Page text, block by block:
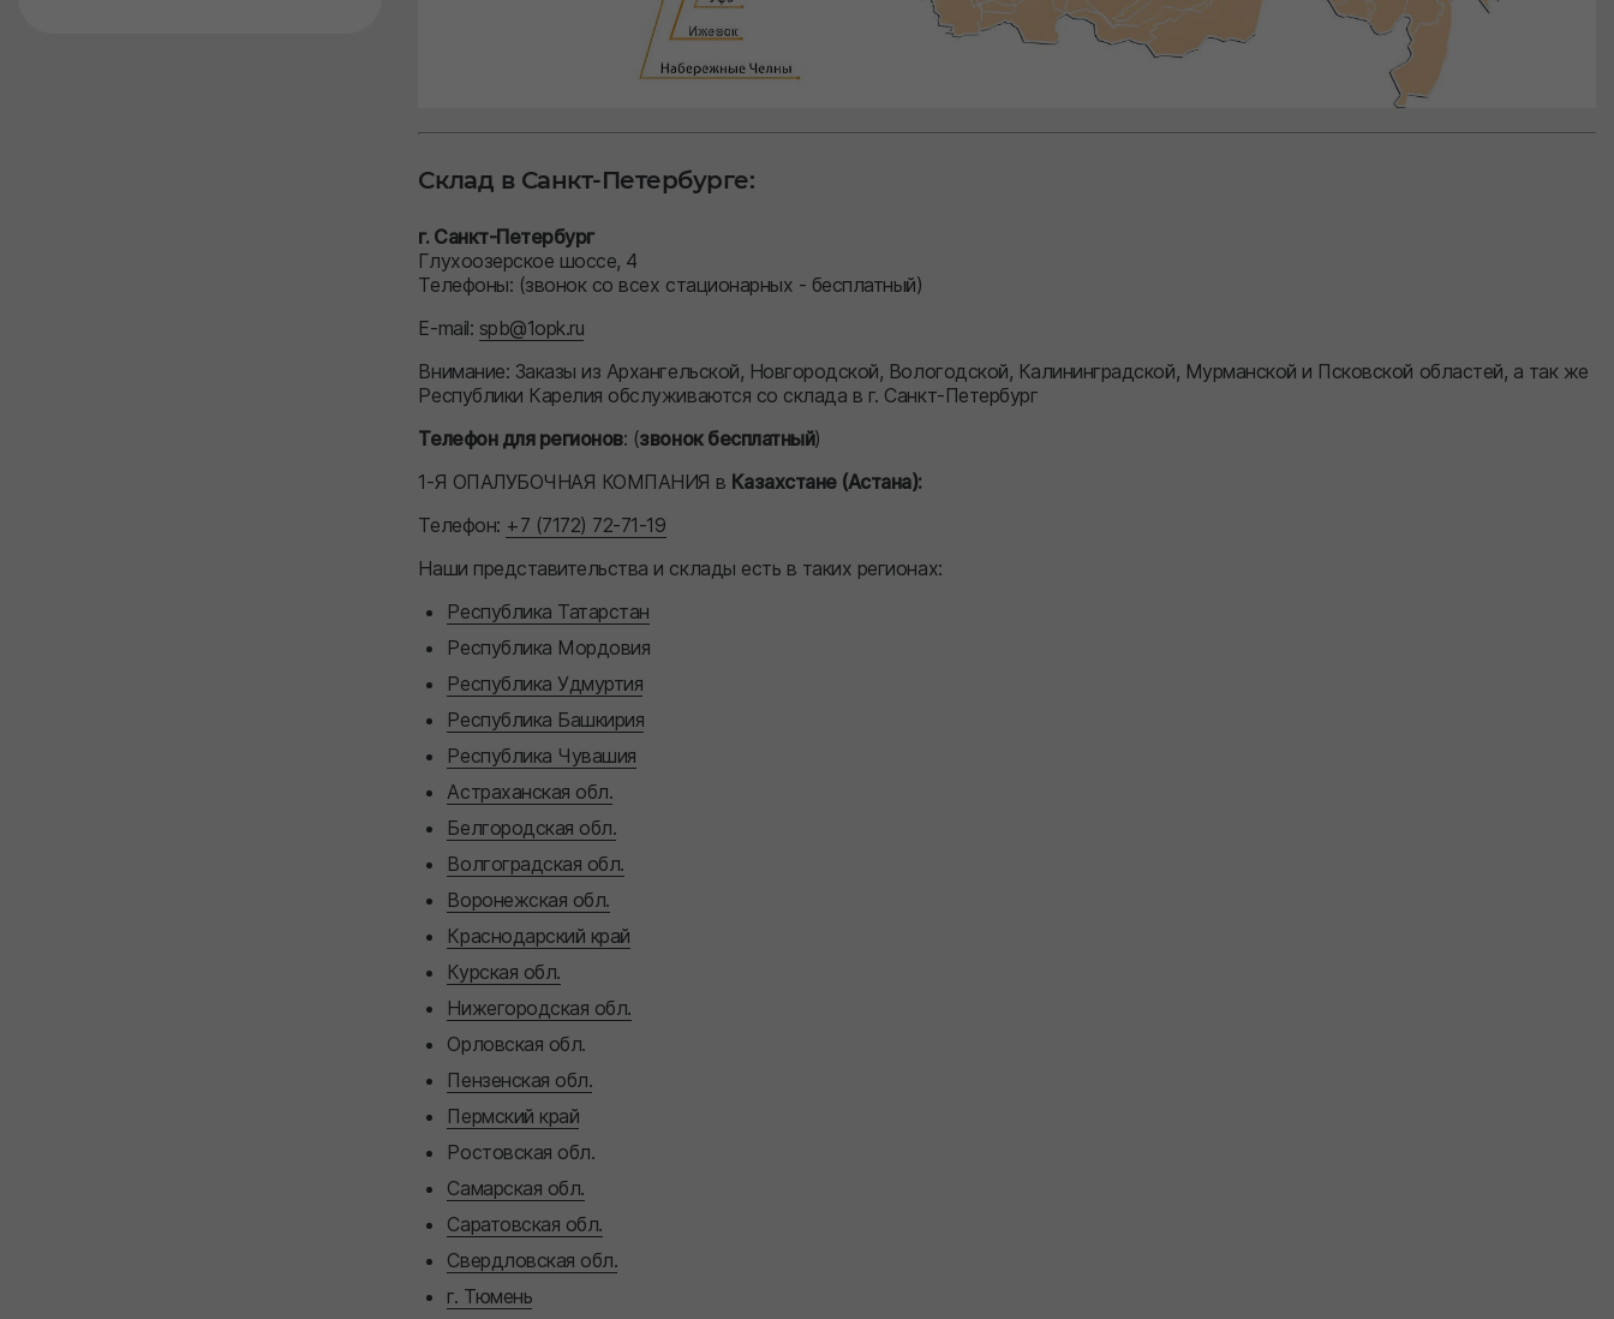
Склад в Санкт-Петербурге:
г. Санкт-Петербург
Глухоозерское шоссе, 4
Телефоны: (звонок со всех стационарных - бесплатный)
E-mail: spb@1opk.ru
Внимание: Заказы из Архангельской, Новгородской, Вологодской, Калининградской, Мурманской и Псковской областей, а так же
Республики Карелия обслуживаются со склада в г. Санкт-Петербург
Телефон для регионов: (звонок бесплатный)
1-Я ОПАЛУБОЧНАЯ КОМПАНИЯ в Казахстане (Астана):
Телефон: +7 (7172) 72-71-19
Наши представительства и склады есть в таких регионах:
Республика Татарстан
Республика Мордовия
Республика Удмуртия
Республика Башкирия
Республика Чувашия
Астраханская обл.
Белгородская обл.
Волгоградская обл.
Воронежская обл.
Краснодарский край
Курская обл.
Нижегородская обл.
Орловская обл.
Пензенская обл.
Пермский край
Ростовская обл.
Самарская обл.
Саратовская обл.
Свердловская обл.
г. Тюмень